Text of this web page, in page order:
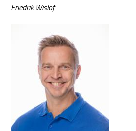
Friedrik Wislöf